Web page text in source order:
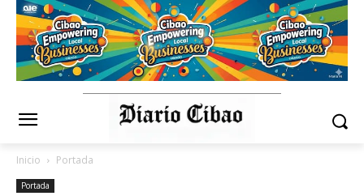
Inicio Portada
Portada